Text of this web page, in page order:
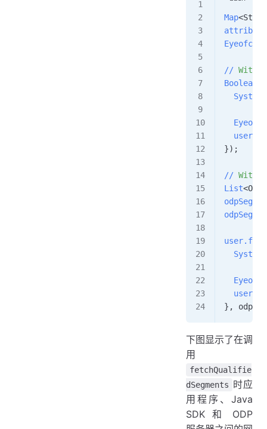
Map
//
Boolean
});
// With
List
},
下图显示了在调
用
fetchQualifie
dSegments 时应
用程序、Java
SDK 和 ODP